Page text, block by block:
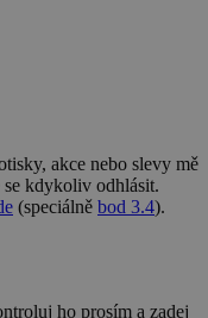
akce nebo slevy mě
kdykoliv odhlásit.
(speciálně bod 3.4).
ho prosím a zadej